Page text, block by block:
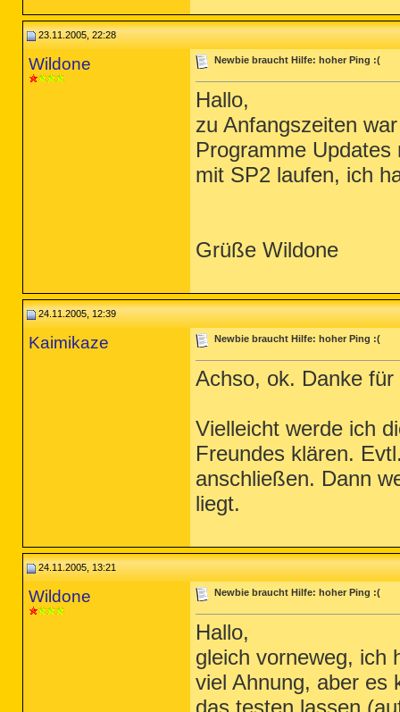
23.11.2005, 22:28
Wildone Newbie braucht Hilfe: hoher Ping :(
Hallo,
zu Anfangszeiten
Programme
mit SP2 laufen, ich
Grüße Wildone
24.11.2005, 12:39
Kaimikaze Newbie braucht Hilfe: hoher Ping :(
Achso, ok. Danke für
Vielleicht werde ich
Freundes klären.
anschließen. Dann
liegt.
24.11.2005, 13:21
Wildone Newbie braucht Hilfe: hoher Ping :(
Hallo,
gleich vorneweg, ich
viel Ahnung, aber es